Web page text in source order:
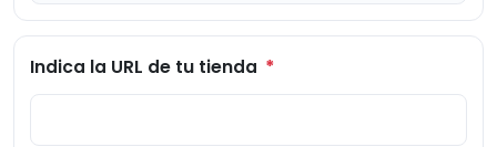
Indica la URL de tu tienda *